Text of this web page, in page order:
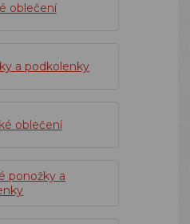
oblečení
a podkolenky
oblečení
ponožky a